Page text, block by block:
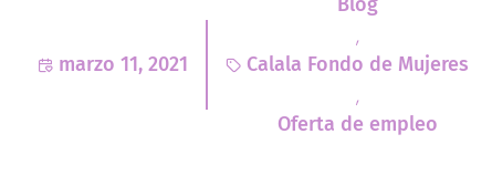
marzo 11, 2021
,
Calala Fondo de Mujeres
,
Oferta de empleo